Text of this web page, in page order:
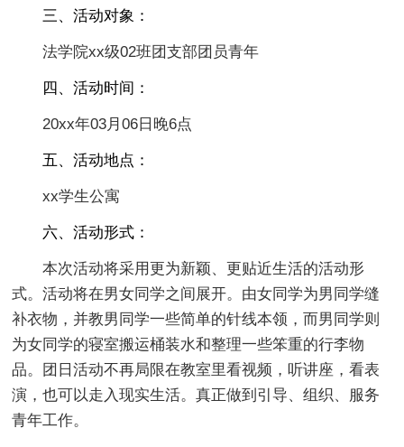
三、活动对象：
法学院xx级02班团支部团员青年
四、活动时间：
20xx年03月06日晚6点
五、活动地点：
xx学生公寓
六、活动形式：
本次活动将采用更为新颖、更贴近生活的活动形
式。活动将在男女同学之间展开。由女同学为男同学缝
补衣物，并教男同学一些简单的针线本领，而男同学则
为女同学的寝室搬运桶装水和整理一些笨重的行李物
品。团日活动不再局限在教室里看视频，听讲座，看表
演，也可以走入现实生活。真正做到引导、组织、服务
青年工作。